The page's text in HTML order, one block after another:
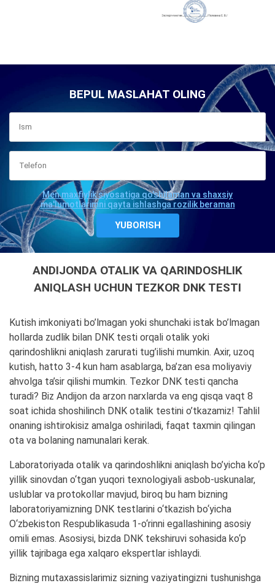
BEPUL MASLAHAT OLING
Men maxfiylik siyosatiga qo'shilaman va shaxsiy
ma'lumotlarimni qayta ishlashga rozilik beraman
ANDIJONDA OTALIK VA QARINDOSHLIK
ANIQLASH UCHUN TEZKOR DNK TESTI
Kutish imkoniyati bo’lmagan yoki shunchaki istak bo’lmagan
hollarda zudlik bilan DNK testi orqali otalik yoki
qarindoshlikni aniqlash zarurati tug’ilishi mumkin. Axir, uzoq
kutish, hatto 3-4 kun ham asablarga, ba’zan esa moliyaviy
ahvolga ta’sir qilishi mumkin. Tezkor DNK testi qancha
turadi? Biz Andijon da arzon narxlarda va eng qisqa vaqt 8
soat ichida shoshilinch DNK otalik testini o’tkazamiz! Tahlil
onaning ishtirokisiz amalga oshiriladi, faqat taxmin qilingan
ota va bolaning namunalari kerak.
Laboratoriyada otalik va qarindoshlikni aniqlash bo’yicha ko‘p
yillik sinovdan o‘tgan yuqori texnologiyali asbob-uskunalar,
uslublar va protokollar mavjud, biroq bu ham bizning
laboratoriyamizning DNK testlarini o‘tkazish bo‘yicha
O‘zbekiston Respublikasuda 1-o‘rinni egallashining asosiy
omili emas. Asosiysi, bizda DNK tekshiruvi sohasida ko‘p
yillik tajribaga ega xalqaro ekspertlar ishlaydi.
Bizning mutaxassislarimiz sizning vaziyatingizni tushunishga